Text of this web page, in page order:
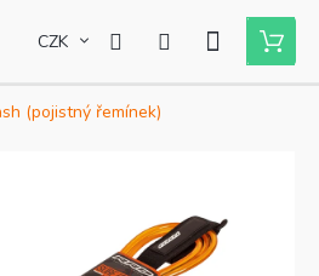
CZK
Nákupní
košík
(pojistný řemínek)